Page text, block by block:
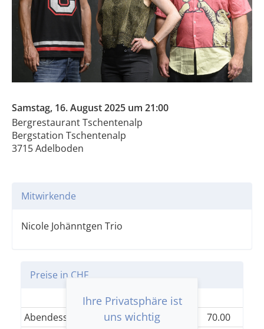
Samstag, 16. August 2025 um 21:00
Bergrestaurant Tschentenalp
Bergstation Tschentenalp
3715 Adelboden
Mitwirkende
Nicole Johänntgen Trio
Preise in CHF
Einheitskategorie
Abendessen + Konzert
70.00
Ihre Privatsphäre ist
uns wichtig